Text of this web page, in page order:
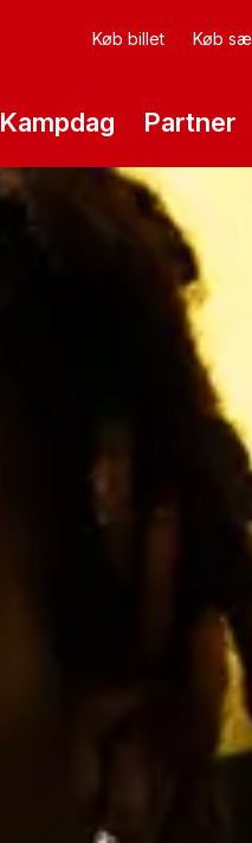
Kampdag Partner
Køb billet Køb